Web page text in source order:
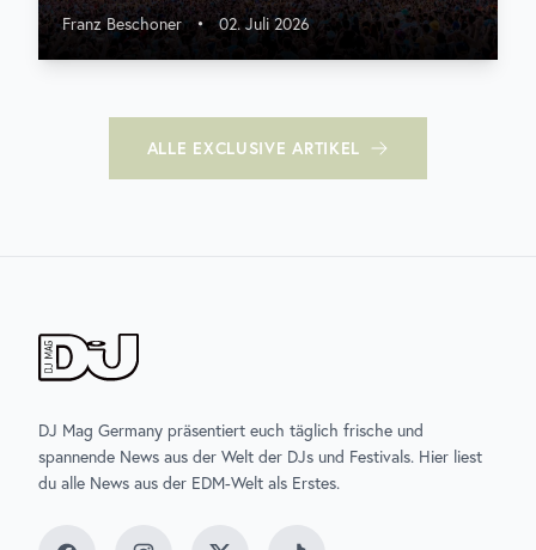
Franz Beschoner • 02. Juli 2026
ALLE EXCLUSIVE ARTIKEL
DJ Mag Germany präsentiert euch täglich frische und
spannende News aus der Welt der DJs und Festivals. Hier liest
du alle News aus der EDM-Welt als Erstes.